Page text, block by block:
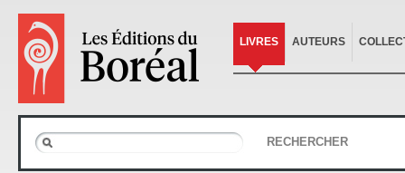
LIVRES AUTEURS
RECHERCHER